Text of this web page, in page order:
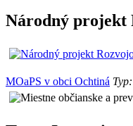
Národný projekt
MOaPS v obci Ochtiná